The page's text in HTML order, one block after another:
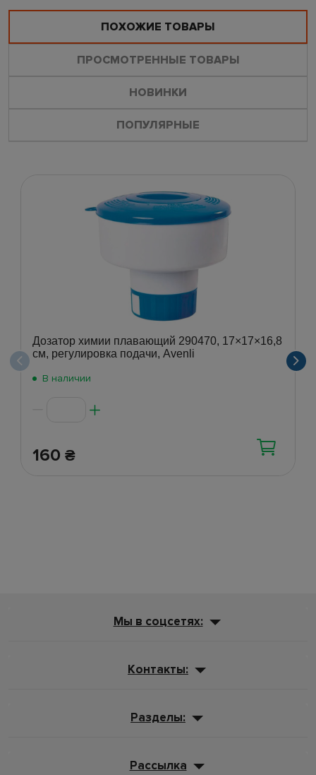
ПОХОЖИЕ ТОВАРЫ
ПРОСМОТРЕННЫЕ ТОВАРЫ
НОВИНКИ
ПОПУЛЯРНЫЕ
Дозатор химии плавающий 290470, 17×17×16,8
см, регулировка подачи, Avenli
В наличии
160 ₴
Мы в соцсетях:
Контакты:
Разделы:
Рассылка